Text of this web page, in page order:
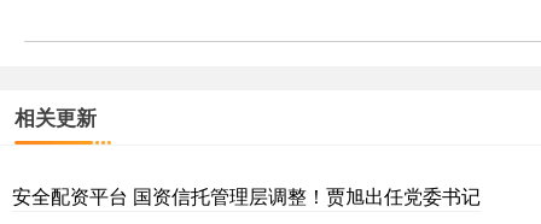
相关更新
安全配资平台 国资信托管理层调整！贾旭出任党委书记